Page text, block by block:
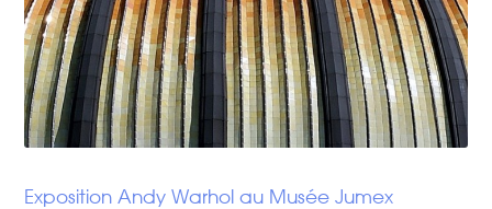
Exposition Andy Warhol au Musée Jumex